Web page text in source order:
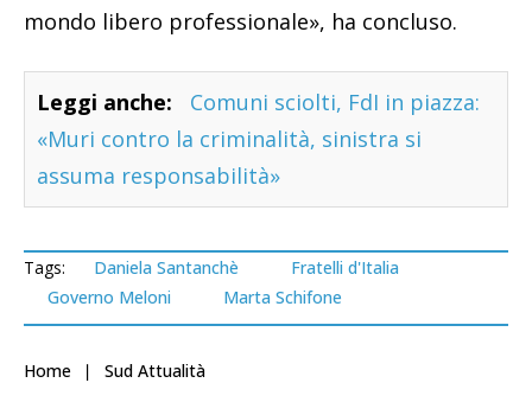
mondo libero professionale», ha concluso.
Leggi anche:
Comuni sciolti, FdI in piazza:
«Muri contro la criminalità, sinistra si
assuma responsabilità»
Tags: Daniela Santanchè
Fratelli d'Italia
Governo Meloni
Marta Schifone
Home Sud Attualità